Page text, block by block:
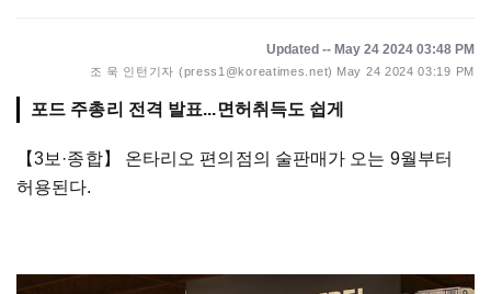
Updated -- May 24 2024 03:48 PM
조 욱 인턴기자 (press1@koreatimes.net) May 24 2024 03:19 PM
포드 주총리 전격 발표...면허취득도 쉽게
【3보·종합】 온타리오 편의점의 술판매가 오는 9월부터
허용된다.